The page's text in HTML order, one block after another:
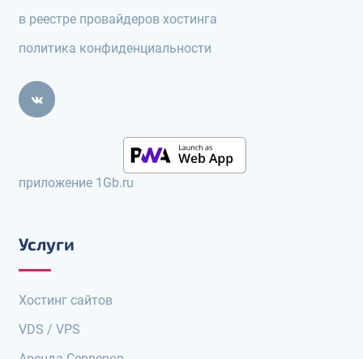
в реестре провайдеров хостинга
политика конфиденциальности
приложение 1Gb.ru
Услуги
Хостинг сайтов
VDS / VPS